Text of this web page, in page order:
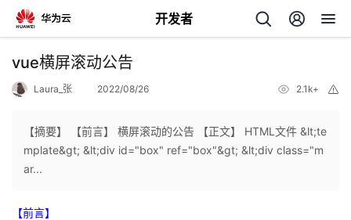
开发者
返
vue横屏滚动公告
Laura_张 2022/08/26 2.1k+
【摘要】 【前言】 横屏滚动的公告 【正文】 HTML文件 &lt;te
mplate&gt; &lt;div id="box" ref="box"&gt; &lt;div class="m
ar...
【前言】